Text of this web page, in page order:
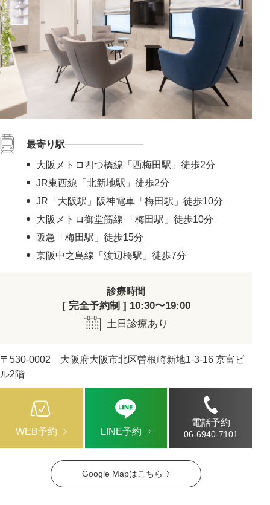
Google Mapはこちら
最寄り駅
大阪メトロ四つ橋線「西梅田駅」徒歩2分
JR東西線「北新地駅」徒歩2分
JR「大阪駅」阪神電車「梅田駅」徒歩10分
大阪メトロ御堂筋線 「梅田駅」徒歩10分
阪急「梅田駅」徒歩15分
京阪中之島線「渡辺橋駅」徒歩7分
診療時間
[ 完全予約制 ] 10:30〜19:00
土日診療あり
〒530-0002 大阪府大阪市北区曽根崎新地1-3-16 京富ビ
ル2階
WEB予約 LINE予約
電話予約
06-6940-7101